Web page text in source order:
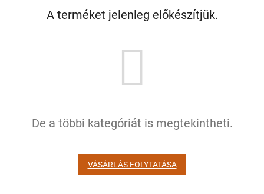
A terméket jelenleg előkészítjük.
De a többi kategóriát is megtekintheti.
VÁSÁRLÁS FOLYTATÁSA